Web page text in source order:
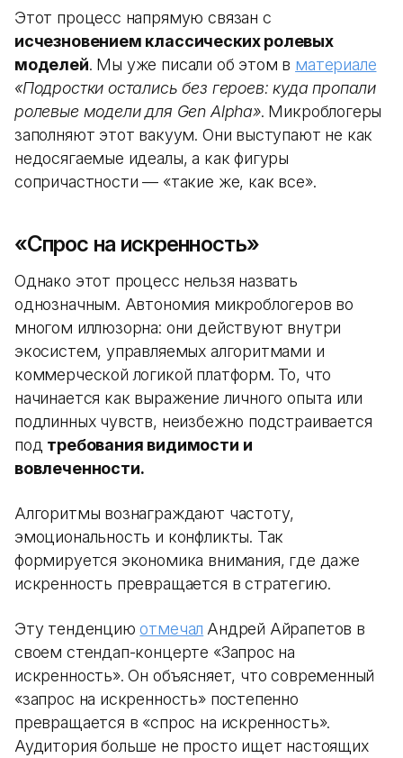
Этот процесс напрямую связан с
исчезновением классических ролевых
моделей. Мы уже писали об этом в материале
«Подростки остались без героев: куда пропали
ролевые модели для Gen Alpha». Микроблогеры
заполняют этот вакуум. Они выступают не как
недосягаемые идеалы, а как фигуры
сопричастности — «такие же, как все».
«Спрос на искренность»
Однако этот процесс нельзя назвать
однозначным. Автономия микроблогеров во
многом иллюзорна: они действуют внутри
экосистем, управляемых алгоритмами и
коммерческой логикой платформ. То, что
начинается как выражение личного опыта или
подлинных чувств, неизбежно подстраивается
под требования видимости и
вовлеченности.
Алгоритмы вознаграждают частоту,
эмоциональность и конфликты. Так
формируется экономика внимания, где даже
искренность превращается в стратегию.
Эту тенденциюотмечал Андрей Айрапетов в
своем стендап-концерте «Запрос на
искренность». Он объясняет, что современный
«запрос на искренность» постепенно
превращается в «спрос на искренность».
Аудитория больше не просто ищет настоящих